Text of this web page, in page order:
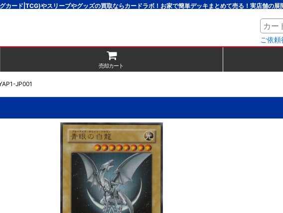
カード|TCG)やスリーブやグッズの買取ならカードラボ！お家で簡単デッキまとめて売る！実店舗の展
ご依
売却カート
JP001